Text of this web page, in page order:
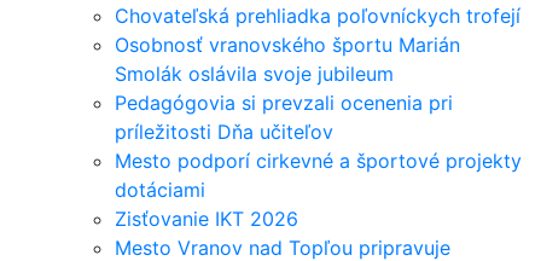
Chovateľská prehliadka poľovníckych trofejí
Osobnosť vranovského športu Marián
Smolák oslávila svoje jubileum
Pedagógovia si prevzali ocenenia pri
príležitosti Dňa učiteľov
Mesto podporí cirkevné a športové projekty
dotáciami
Zisťovanie IKT 2026
Mesto Vranov nad Topľou pripravuje